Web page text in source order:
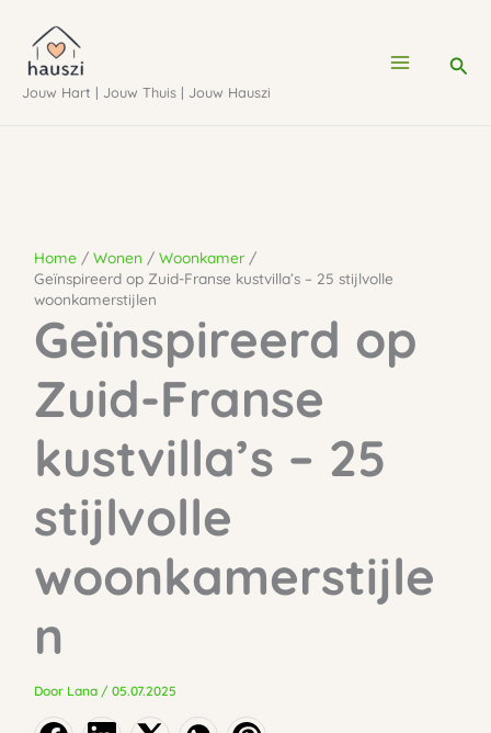
naar
deJouw Hart | Jouw Thuis | Jouw Hauszi
Home Wonen
Woonkamer
Geïnspireerd op Zuid-Franse kustvilla’s – 25 stijlvolle
woonkamerstijlen
Geïnspireerd op
Zuid-Franse
kustvilla’s – 25
stijlvolle
woonkamerstijle
n
Door Lana / 05.07.2025